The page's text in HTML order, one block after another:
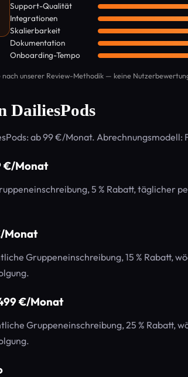
Support-Qualität
Integrationen
Skalierbarkeit
Dokumentation
Onboarding-Tempo
nach unserer Review-Methodik — keine
DailiesPods
ab 99 €/Monat. Abrechnungsmodell:
€/Monat
5 % Rabatt, täglicher
Monat
Gruppeneinschreibung, 15 %
€/Monat
Gruppeneinschreibung, 25 %